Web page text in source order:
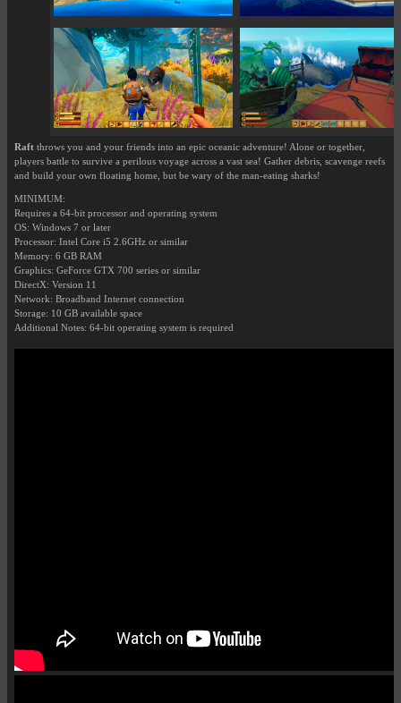
Raft throws you and your friends into an epic oceanic adventure! Alone or together,
players battle to survive a perilous voyage across a vast sea! Gather debris, scavenge reefs
and build your own floating home, but be wary of the man-eating sharks!
MINIMUM:
Requires a 64-bit processor and operating system
OS: Windows 7 or later
Processor: Intel Core i5 2.6GHz or similar
Memory: 6 GB RAM
Graphics: GeForce GTX 700 series or similar
DirectX: Version 11
Network: Broadband Internet connection
Storage: 10 GB available space
Additional Notes: 64-bit operating system is required